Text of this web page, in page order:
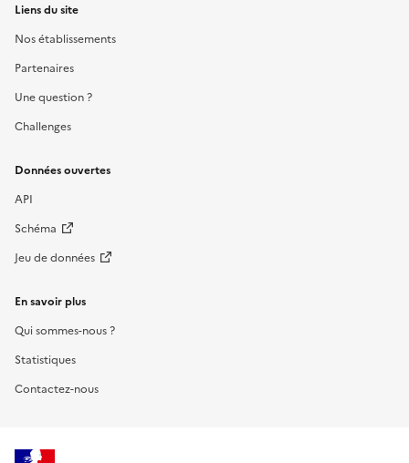
Liens du site
Nos établissements
Partenaires
Une question ?
Challenges
Données ouvertes
API
Schéma
Jeu de données
En savoir plus
Qui sommes-nous ?
Statistiques
Contactez-nous